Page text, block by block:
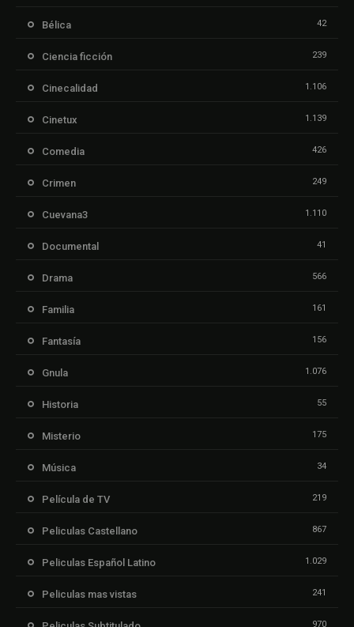
Bélica 42
Ciencia ficción 239
Cinecalidad 1.106
Cinetux 1.139
Comedia 426
Crimen 249
Cuevana3 1.110
Documental 41
Drama 566
Familia 161
Fantasía 156
Gnula 1.076
Historia 55
Misterio 175
Música 34
Película de TV 219
Peliculas Castellano 867
Peliculas Español Latino 1.029
Peliculas mas vistas 241
970